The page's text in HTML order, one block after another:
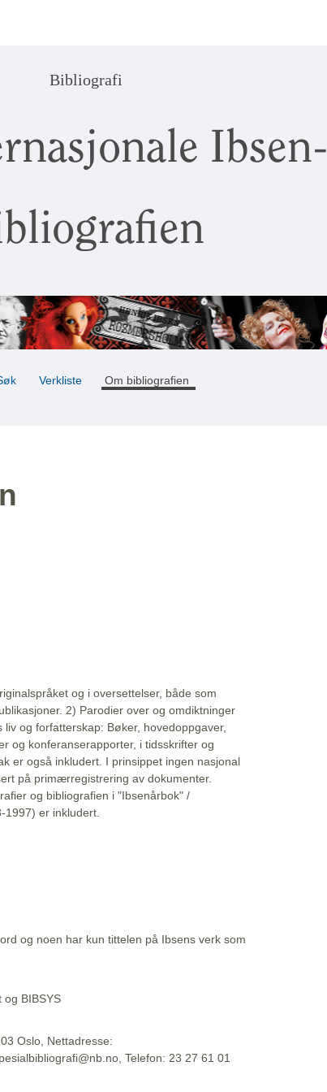
Bibliografi
Ibsen-
Verkliste Om bibliografien
og i oversettelser, både som
2) Parodier over og omdiktninger
og forfatterskap: Bøker, hovedoppgaver,
og konferanserapporter, i tidsskrifter og
er også inkludert. I prinsippet ingen nasjonal
på primærregistrering av dokumenter.
og bibliografien i "Ibsenårbok" /
er inkludert.
og noen har kun tittelen på Ibsens verk som
og BIBSYS
Oslo, Nettadresse:
Telefon: 23 27 61 01